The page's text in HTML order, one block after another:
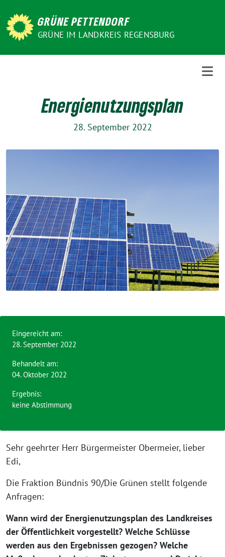
zum
Inhalt
GRÜNE PETTENDORF
GRÜNE IM LANDKREIS REGENSBURG
Energienutzungsplan
28. September 2022
Sehr geehrter Herr Bürgermeister Obermeier, lieber
Edi,
Die Fraktion Bündnis 90/Die Grünen stellt folgende
Anfragen:
Wann wird der Energienutzungsplan des Landkreises
der Öffentlichkeit vorgestellt? Welche Schlüsse
werden aus den Ergebnissen gezogen? Welche
Eingereicht am:
28. September 2022
Behandelt am:
04. Oktober 2022
Ergebnis:
keine Abstimmung